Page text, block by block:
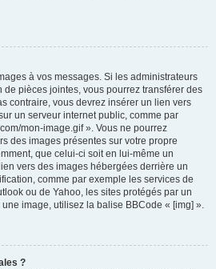
à vos messages. Si les administrateurs
de pièces jointes, vous pourrez transférer des
contraire, vous devrez insérer un lien vers
un serveur internet public, comme par
mon-image.gif ». Vous ne pourrez
des images présentes sur votre propre
que celui-ci soit en lui-même un
vers des images hébergées derrière un
comme par exemple les services de
ou de Yahoo, les sites protégés par un
image, utilisez la balise BBCode « [img] ».
?